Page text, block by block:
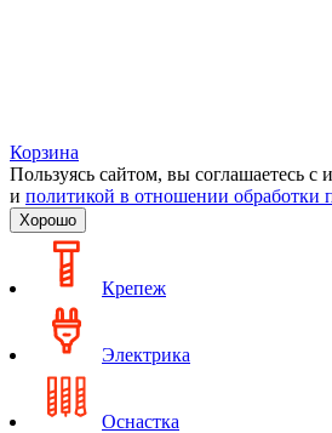
Корзина
Пользуясь сайтом, вы соглашаетесь с
и политикой в отношении обработки
Хорошо
Крепеж
Электрика
Оснастка